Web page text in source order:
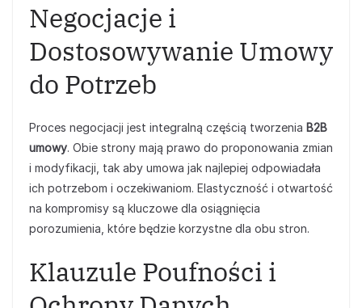
Negocjacje i
Dostosowywanie Umowy
do Potrzeb
Proces negocjacji jest integralną częścią tworzenia B2B
umowy. Obie strony mają prawo do proponowania zmian
i modyfikacji, tak aby umowa jak najlepiej odpowiadała
ich potrzebom i oczekiwaniom. Elastyczność i otwartość
na kompromisy są kluczowe dla osiągnięcia
porozumienia, które będzie korzystne dla obu stron.
Klauzule Poufności i